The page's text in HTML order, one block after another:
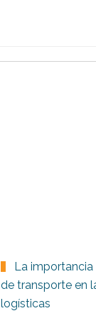
La
de transporte en
logísticas